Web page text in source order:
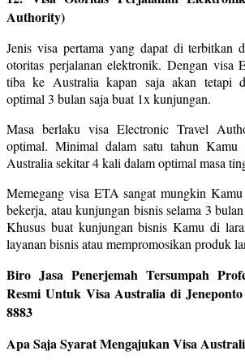
Authority)
Jenis visa pertama yang dapat di terbitkan
otoritas perjalanan elektronik. Dengan visa
tiba ke Australia kapan saja akan tetapi
optimal 3 bulan saja buat 1x kunjungan.
Masa berlaku visa Electronic Travel
optimal. Minimal dalam satu tahun Kamu
Australia sekitar 4 kali dalam optimal masa
Memegang visa ETA sangat mungkin
bekerja, atau kunjungan bisnis selama 3
Khusus buat kunjungan bisnis Kamu di
layanan bisnis atau mempromosikan produk
Biro Jasa Penerjemah Tersumpah
Resmi Untuk Visa Australia di
8883
Apa Saja Syarat Mengajukan Visa